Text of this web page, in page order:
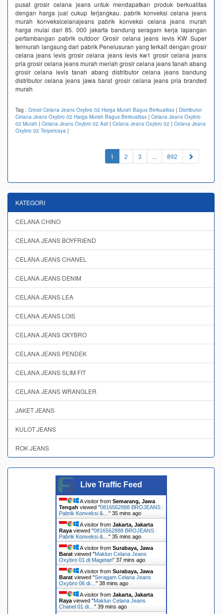
pusat grosir celana jeans untuk mendapatkan produk berkualitas
dengan harga jual cukup terjangkau. pabrik konveksi celana jeans
murah konveksicelanajeans pabrik konveksi celana jeans murah
harga mulai dari 85. 000 jakarta bandung seragam kerja lapangan
pertambangan pabrik outdoor Grosir celana jeans levis KW Super
termurah langsung dari pabrik‎ Penelusuran yang terkait dengan grosir
celana jeans levis grosir celana jeans levis kw1 grosir celana jeans
pria grosir celana jeans murah meriah grosir celana jeans tanah abang
grosir celana levis tanah abang distributor celana jeans bandung
distributor celana jeans jawa barat grosir celana jeans pria branded
murah
Tag : Grosir Celana Jeans Oxybro 02 Harga Murah Bagus Berkualitas | Distributor
Celana Jeans Oxybro 02 Harga Murah Bagus Berkualitas | Celana Jeans Oxybro
02 Murah | Celana Jeans Oxybro 02 Asli | Celana Jeans Oxybro 02 | Celana Jeans
Oxybro 02 Terpercaya |
1 (current)
2 3 ... 892
KATEGORI
CELANA CHINO
CELANA JEANS BOYFRIEND
CELANA JEANS CHANEL
CELANA JEANS DENIM
CELANA JEANS LEA
CELANA JEANS LOIS
CELANA JEANS OXYBRO
CELANA JEANS PENDEK
CELANA JEANS SLIM FIT
CELANA JEANS WRANGLER
JAKET JEANS
KULOT JEANS
ROK JEANS
Live Traffic Feed
A visitor from Semarang, Jawa
Tengah viewed "0816562888 BROJEANS :
Pabrik Konveksi &… " 35 mins ago
A visitor from Jakarta, Jakarta
Rayaviewed "0816562888 BROJEANS :
Pabrik Konveksi &… " 35 mins ago
A visitor from Surabaya, Jawa
Baratviewed "Maklun Celana Jeans
Oxybro 01 di Magetan" 37 mins ago
A visitor from Surabaya, Jawa
Baratviewed "Seragam Celana Jeans
Oxybro 06 di… " 38 mins ago
A visitor from Jakarta, Jakarta
Rayaviewed "Maklun Celana Jeans
Chanel 01 di… " 39 mins ago